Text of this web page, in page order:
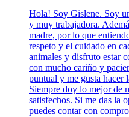
Hola! Soy Gislene. Soy
y muy trabajadora.
madre, por lo que
respeto y el cuidado en
animales y disfruto estar
con mucho cariño y
puntual y me gusta hacer
Siempre doy lo mejor de
satisfechos. Si me das la
puedes contar con